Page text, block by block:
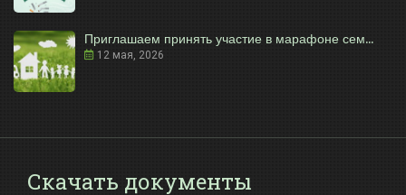
Приглашаем принять участие в марафоне сем...
12 мая, 2026
Скачать документы